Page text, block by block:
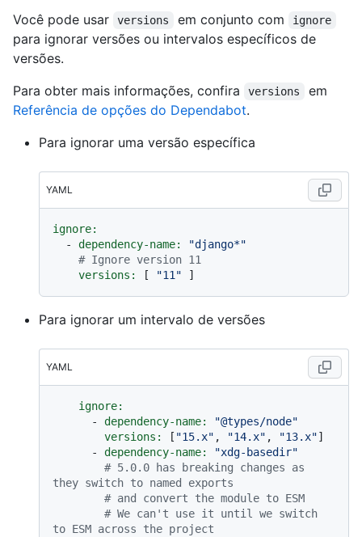
Você pode usar versions em conjunto com ignore
para ignorar versões ou intervalos específicos de
versões.
Para obter mais informações, confira
versions
em
Referência de opções do Dependabot.
Para ignorar uma versão específica
YAML
ignore:
-
dependency-name:
"django*"
# Ignore version 11
versions:
[ "11"
Para ignorar um intervalo de versões
YAML
ignore:
-
dependency-name:
"@types/node"
versions:
[ "15.x" , "14.x" , "13.x"]
-
dependency-name:
"xdg-basedir"
# 5.0.0 has breaking changes as
they switch to named exports
# and convert the module to ESM
# We can't use it until we switch
to ESM across the project